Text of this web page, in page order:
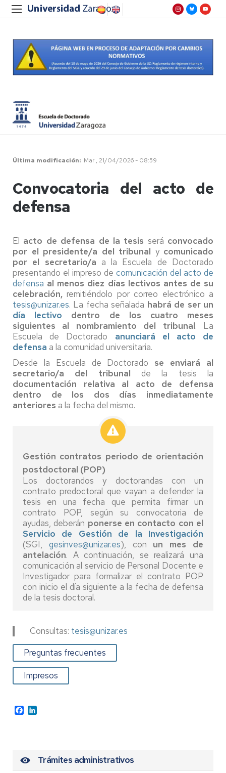
Última modificación Mar , 21/04/2026 - 08:59
Convocatoria del acto de
defensa
El acto de defensa de la tesis será convocado
por el presidente/a del tribunal y comunicado
por el secretario/a a la Escuela de Doctorado
presentando el impreso de comunicación del acto de
defensa al menos diez días lectivos antes de su
celebración, remitiéndolo por correo electrónico a
tesis@unizar.es. La fecha señalada habrá de ser un
día lectivo dentro de los cuatro meses
siguientes al nombramiento del tribunal. La
Escuela de Doctorado anunciará el acto de
defensa a la comunidad universitaria.
Desde la Escuela de Doctorado se enviará al
secretario/a del tribunal de la tesis la
documentación relativa al acto de defensa
dentro de los dos días inmediatamente
anteriores a la fecha del mismo.
Gestión contratos periodo de orientación
postdoctoral (POP)
Los doctorandos y doctorandas con un
contrato predoctoral que vayan a defender la
tesis en una fecha que permita firmar un
contrato POP, según su convocatoria de
ayudas, deberán ponerse en contacto con el
Servicio de Gestión de la Investigación
(SGI, gesinves@unizar.es), con un mes de
antelación. A continuación, se realizará una
comunicación al servicio de Personal Docente e
Investigador para formalizar el contrato POP
con inicio el día siguiente a la fecha de defensa
de la tesis doctoral.
Consultas: tesis@unizar.es
Preguntas frecuentes
Impresos
Facebook
Trámites administrativos